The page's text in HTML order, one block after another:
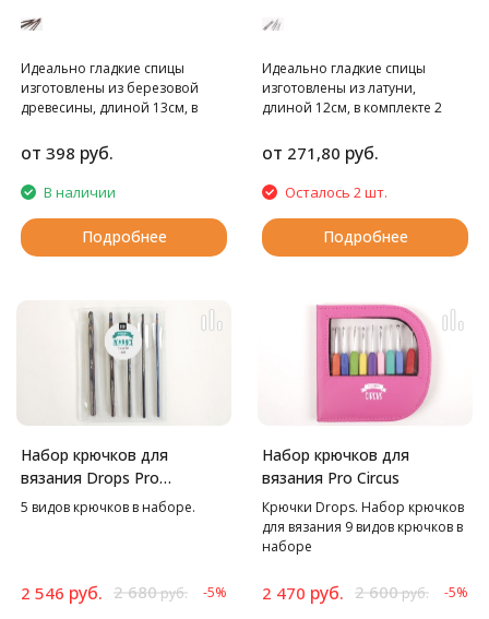
Идеально гладкие спицы
изготовлены из березовой
древесины, длиной 13см, в
долговечные и натуральные!
Леска в комплект не входит, ее
нужно приобретать отдельно.
Спицы производятся по заказу
DROPS на фабрике KnittPro.
от 398 руб.
В наличии
Подробнее
Идеально гладкие спицы
изготовлены из латуни,
длиной 12см, в комплекте 2
входит, ее нужно приобретать
отдельно. Спицы производятся
по заказу DROPS на фабрике
KnittPro.
от 271,80 руб.
Осталось 2 шт.
Подробнее
Набор крючков для
вязания Drops Pro
Romance
5 видов крючков в наборе.
2 546 руб. 2 680руб. -5%
Набор крючков для
вязания Pro Circus
Крючки Drops. Набор крючков
для вязания 9 видов крючков в
наборе
2 470 руб. 2 600руб. -5%